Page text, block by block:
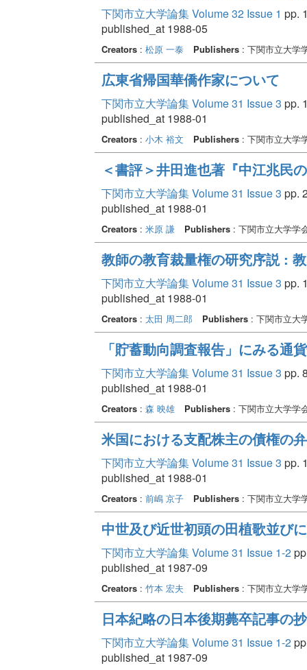
下関市立大学論集 Volume 32 Issue 1 pp.
published_at 1988-05
Creators: 松原 一泰 Publishers: 下関市立大学
広東省帰国華僑作家について
下関市立大学論集 Volume 31 Issue 3 pp.
published_at 1988-01
Creators: 小木 裕文 Publishers: 下関市立大学
＜書評＞井田進也著『中江兆民
下関市立大学論集 Volume 31 Issue 3 pp.
published_at 1988-01
Creators: 米原 謙 Publishers: 下関市立大学学
教師の教育裁量権の研究序説 :
下関市立大学論集 Volume 31 Issue 3 pp.
published_at 1988-01
Creators: 太田 周二郎 Publishers: 下関市立大
「貯蓄動向調査報告」にみる通
下関市立大学論集 Volume 31 Issue 3 pp.
published_at 1988-01
Creators: 森 映雄 Publishers: 下関市立大学学
米国における支配株主の債権の
下関市立大学論集 Volume 31 Issue 3 pp.
published_at 1988-01
Creators: 前嶋 京子 Publishers: 下関市立大学
中世及び近世初頭の田植歌並び
下関市立大学論集 Volume 31 Issue 1-2
published_at 1987-09
Creators: 竹本 宏夫 Publishers: 下関市立大学
日本紀略の日本後期薨卒記事の
下関市立大学論集 Volume 31 Issue 1-2
published_at 1987-09